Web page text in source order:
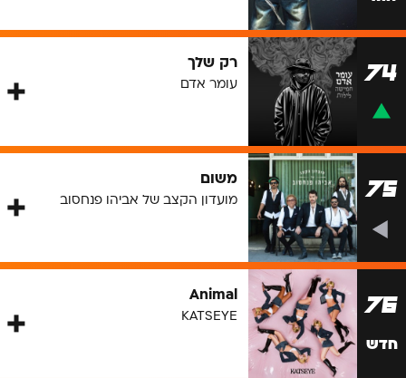
74 רק שלך
עומר אדם
75 משום
מועדון הקצב של אביהו פנחסוב
76
חדש
Animal
KATSEYE